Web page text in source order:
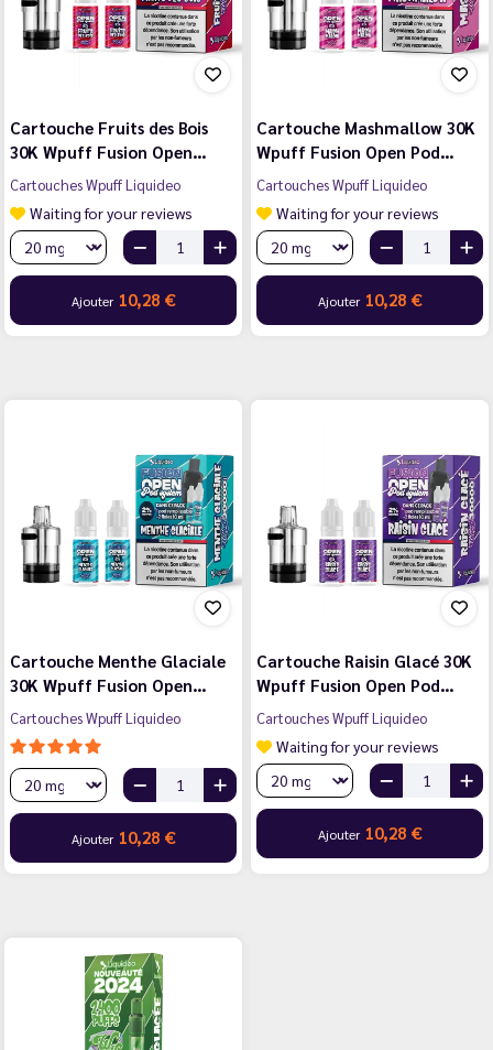
Cartouche Fruits des Bois
30K Wpuff Fusion Open…
Cartouches Wpuff Liquideo
Waiting for your reviews
Ajouter 10,28 €
Cartouche Mashmallow 30K
Wpuff Fusion Open Pod…
Cartouches Wpuff Liquideo
Waiting for your reviews
Ajouter 10,28 €
Cartouche Menthe Glaciale
30K Wpuff Fusion Open…
Cartouches Wpuff Liquideo
Ajouter 10,28 €
Cartouche Raisin Glacé 30K
Wpuff Fusion Open Pod…
Cartouches Wpuff Liquideo
Waiting for your reviews
Ajouter 10,28 €